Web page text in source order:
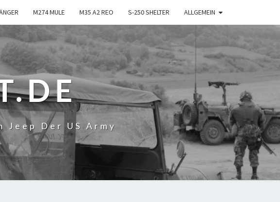
M274 MULE M35 A2 REO S-250 SHELTER ALLGEMEIN
Der US Army